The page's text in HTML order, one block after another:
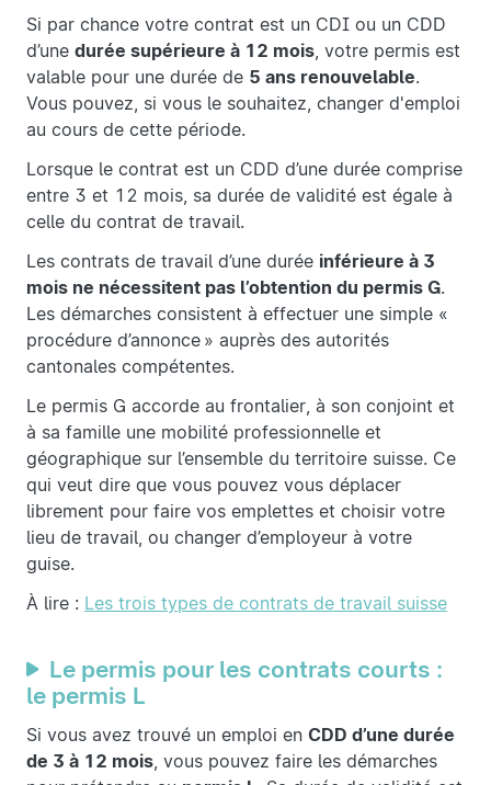
Si par chance votre contrat est un CDI ou un CDD
d’une durée supérieure à 12 mois, votre permis est
valable pour une durée de 5 ans renouvelable.
Vous pouvez, si vous le souhaitez, changer d'emploi
au cours de cette période.
Lorsque le contrat est un CDD d’une durée comprise
entre 3 et 12 mois, sa durée de validité est égale à
celle du contrat de travail.
Les contrats de travail d’une durée inférieure à 3
mois ne nécessitent pas l’obtention du permis G.
Les démarches consistent à effectuer une simple «
procédure d’annonce » auprès des autorités
cantonales compétentes.
Le permis G accorde au frontalier, à son conjoint et
à sa famille une mobilité professionnelle et
géographique sur l’ensemble du territoire suisse. Ce
qui veut dire que vous pouvez vous déplacer
librement pour faire vos emplettes et choisir votre
lieu de travail, ou changer d’employeur à votre
guise.
À lire : Les trois types de contrats de travail suisse
Le permis pour les contrats courts :
le permis L
Si vous avez trouvé un emploi en CDD d’une durée
de 3 à 12 mois, vous pouvez faire les démarches